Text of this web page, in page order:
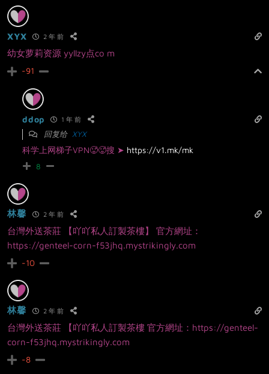
XYX 2 年 前
幼女萝莉资源 yyllzy点co m
-91
ddop 1 年 前
回复给 XYX
科学上网梯子VPN🥵🥵搜 ➤ https://v1.mk/mk
8
林馨 2 年 前
台灣外送茶莊 【吖吖私人訂製茶樓】 官方網址：
https://genteel-corn-f53jhq.mystrikingly.com
-10
林馨 2 年 前
台灣外送茶莊 【吖吖私人訂製茶樓 官方網址：https://genteel-
corn-f53jhq.mystrikingly.com
-8